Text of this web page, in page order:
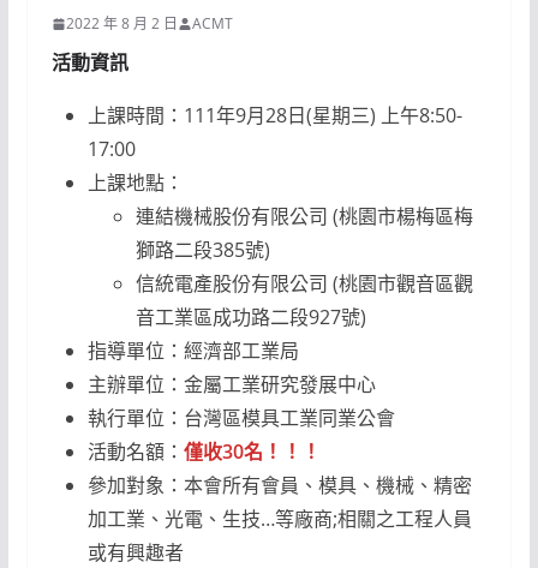
2022 年 8 月 2 日 ACMT
活動資訊
上課時間：111年9月28日(星期三) 上午8:50-
17:00
上課地點：
連結機械股份有限公司 (桃園市楊梅區梅
獅路二段385號)
信統電產股份有限公司 (桃園市觀音區觀
音工業區成功路二段927號)
指導單位：經濟部工業局
主辦單位：金屬工業研究發展中心
執行單位：台灣區模具工業同業公會
活動名額： 僅收30名！！！
參加對象：本會所有會員、模具、機械、精密
加工業、光電、生技…等廠商;相關之工程人員
或有興趣者